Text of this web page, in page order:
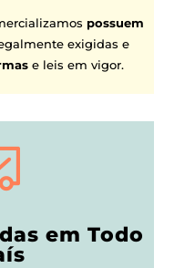
possuem
exigidas e
e leis em vigor.
em Todo